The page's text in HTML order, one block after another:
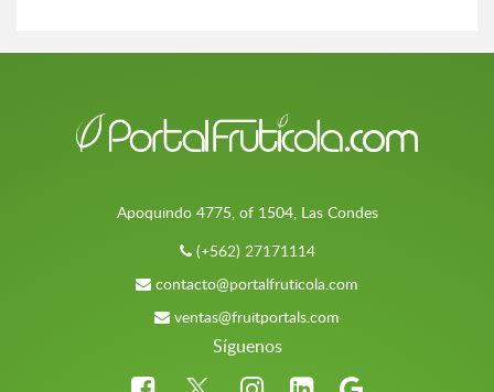
Apoquindo 4775, of 1504, Las Condes
(+562) 27171114
contacto@portalfruticola.com
ventas@fruitportals.com
Síguenos